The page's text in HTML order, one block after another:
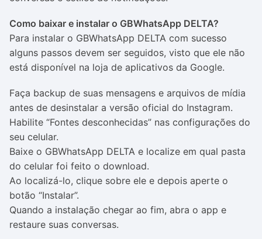
Como baixar e instalar o GBWhatsApp DELTA?
Para instalar o GBWhatsApp DELTA com sucesso
alguns passos devem ser seguidos, visto que ele não
está disponível na loja de aplicativos da Google.
Faça backup de suas mensagens e arquivos de mídia
antes de desinstalar a versão oficial do Instagram.
Habilite “Fontes desconhecidas” nas configurações do
seu celular.
Baixe o GBWhatsApp DELTA e localize em qual pasta
do celular foi feito o download.
Ao localizá-lo, clique sobre ele e depois aperte o
botão “Instalar”.
Quando a instalação chegar ao fim, abra o app e
restaure suas conversas.